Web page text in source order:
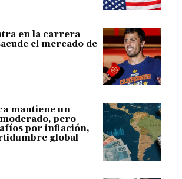
en la carrera
el mercado de
mantiene un
pero
por inflación,
global